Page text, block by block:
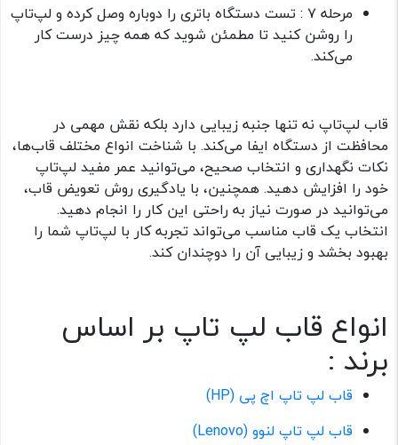
مرحله ۷ : تست دستگاه باتری را دوباره وصل کرده و لپ‌تاپ
را روشن کنید تا مطمئن شوید که همه چیز درست کار
می‌کند.
قاب لپ‌تاپ نه تنها جنبه زیبایی دارد بلکه نقش مهمی در
محافظت از دستگاه ایفا می‌کند. با شناخت انواع مختلف قاب‌ها،
نکات نگهداری و انتخاب صحیح، می‌توانید عمر مفید لپ‌تاپ
خود را افزایش دهید. همچنین، با یادگیری روش تعویض قاب،
می‌توانید در صورت نیاز به راحتی این کار را انجام دهید.
انتخاب یک قاب مناسب می‌تواند تجربه کار با لپ‌تاپ شما را
بهبود بخشد و زیبایی آن را دوچندان کند.
انواع قاب لپ تاپ بر اساس
برند :‌
قاب لپ تاپ اچ پی (HP)
قاب لپ تاپ لنوو (Lenovo)